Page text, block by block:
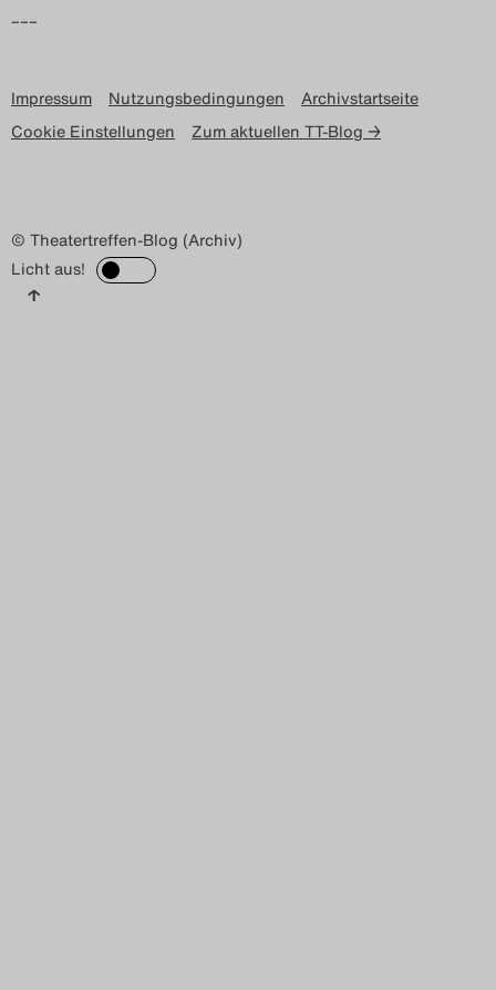
–––
Impressum Nutzungsbedingungen
Archivstartseite
Cookie Einstellungen
Zum aktuellen TT-Blog →
© Theatertreffen-Blog (Archiv)
Licht aus!
↑